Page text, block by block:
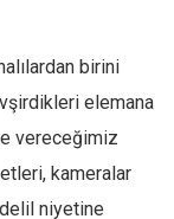
birini
elemana
vereceğimiz
kameralar
niyetine